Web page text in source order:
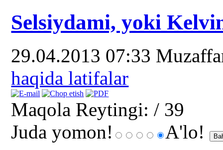
Selsiydami, yoki
29.04.2013 07:33
haqida latifalar
Maqola Reytingi: / 39
Juda yomon!
A'lo!